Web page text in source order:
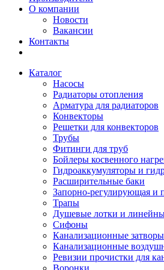
О компании
Новости
Вакансии
Контакты
Каталог
Насосы
Радиаторы отопления
Арматура для радиаторов
Конвекторы
Решетки для конвекторов
Трубы
Фитинги для труб
Бойлеры косвенного
Гидроаккумуляторы и
Расширительные баки
Запорно-регулирующая и
Трапы
Душевые лотки и
Сифоны
Канализационные затворы
Канализационные
Ревизии прочистки для
Воронки